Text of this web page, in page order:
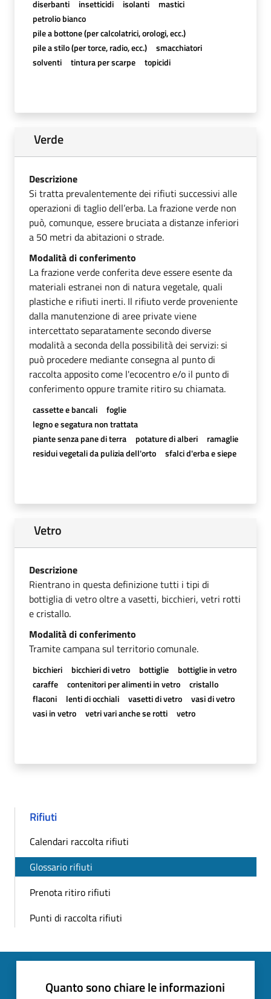
diserbanti
insetticidi isolanti
mastici
petrolio bianco
pile a bottone (per calcolatrici, orologi, ecc.)
pile a stilo (per torce, radio, ecc.)
smacchiatori
solventi
tintura per scarpe topicidi
Verde
Descrizione
Si tratta prevalentemente dei rifiuti successivi alle
operazioni di taglio dell’erba. La frazione verde non
può, comunque, essere bruciata a distanze inferiori
a 50 metri da abitazioni o strade.
Modalità di conferimento
La frazione verde conferita deve essere esente da
materiali estranei non di natura vegetale, quali
plastiche e rifiuti inerti. Il rifiuto verde proveniente
dalla manutenzione di aree private viene
intercettato separatamente secondo diverse
modalità a seconda della possibilità dei servizi: si
può procedere mediante consegna al punto di
raccolta apposito come l'ecocentro e/o il punto di
conferimento oppure tramite ritiro su chiamata.
cassette e bancali
foglie
legno e segatura non trattata
piante senza pane di terra
potature di alberi
ramaglie
residui vegetali da pulizia dell'orto
sfalci d'erba e siepe
Vetro
Descrizione
Rientrano in questa definizione tutti i tipi di
bottiglia di vetro oltre a vasetti, bicchieri, vetri rotti
e cristallo.
Modalità di conferimento
Tramite campana sul territorio comunale.
bicchieri bicchieri di vetro bottiglie
bottiglie in vetro
caraffe
contenitori per alimenti in vetro
cristallo
flaconi
lenti di occhiali vasetti di vetro
vasi di vetro
vasi in vetro
vetri vari anche se rotti vetro
Rifiuti
Calendari raccolta rifiuti
Glossario rifiuti
Prenota ritiro rifiuti
Punti di raccolta rifiuti
Quanto sono chiare le informazioni